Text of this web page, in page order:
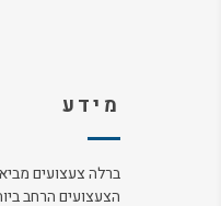
מידע
ברלה צעצועים
הצעצועים הרחב